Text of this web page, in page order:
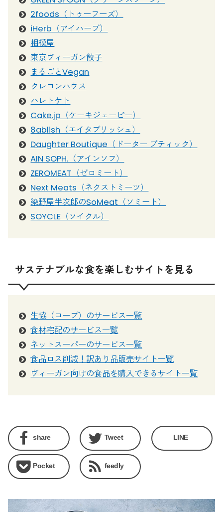
2foods（トゥーフーズ）
iHerb（アイハーブ）
相模屋
東京ヴィーガン餃子
まるごとVegan
クレヨンハウス
ハレトケト
Cake.jp（ケーキジェーピー）
8ablish（エイタブリッシュ）
Daughter Boutique（ドーター ブティック）
AIN SOPH.（アインソフ）
ZEROMEAT（ゼロミート）
Next Meats（ネクストミーツ）
染野屋半次郎のSoMeat（ソミート）
SOYCLE（ソイクル）
サステナブルな食を楽しむサイトを見る
生協（コープ）のサービス一覧
食材宅配のサービス一覧
ネットスーパーのサービス一覧
食品ロス削減！訳あり品販売サイト一覧
ヴィーガン向けの食品を購入できるサイト一覧
share Tweet LINE
Pocket feedly